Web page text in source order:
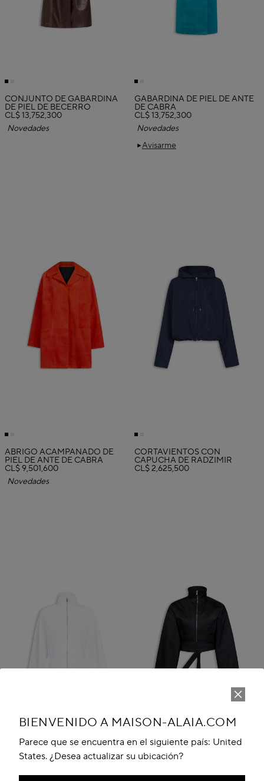
BIENVENIDO A MAISON-ALAIA.COM
Parece que se encuentra en el siguiente país: United
States. ¿Desea actualizar su ubicación?
CONJUNTO DE GABARDINA
DE PIEL DE BECERRO
CL$ 13,752,300
Novedades
Avisarme
GABARDINA DE PIEL DE ANTE
DE CABRA
CL$ 13,752,300
Novedades
ABRIGO ACAMPANADO DE
PIEL DE ANTE DE CABRA
CL$ 9,501,600
Novedades
CORTAVIENTOS CON
CAPUCHA DE RADZIMIR
CL$ 2,625,500